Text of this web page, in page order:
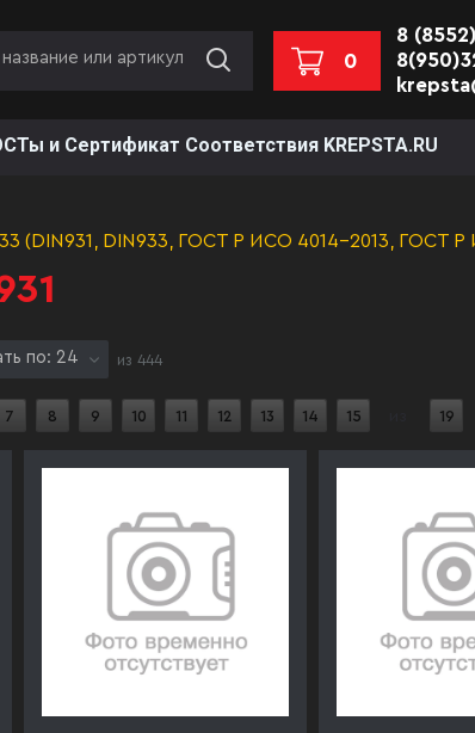
0
8
и Сертификат Соответствия KREPSTA.RU
(DIN931, DIN933, ГОСТ Р ИСО 4014-2013, ГОСТ Р
по: 24 из 444
7 8 9 10 11 12 13 14 15 19